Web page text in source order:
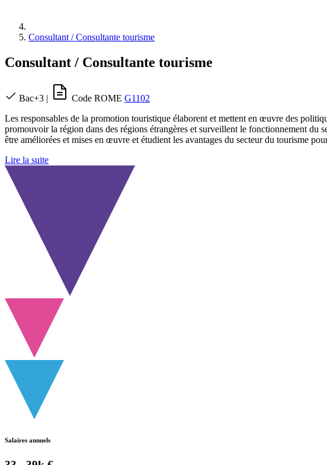
Consultant / Consultante tourisme
Consultant / Consultante tourisme
Bac+3 | Code ROME G1102
Les responsables de la promotion touristique élaborent et mettent en œuvre des
promouvoir la région dans des régions étrangères et surveillent le fonctionnement du
être améliorées et mises en œuvre et étudient les avantages du secteur du tourisme
Lire la suite
Salaires annuels